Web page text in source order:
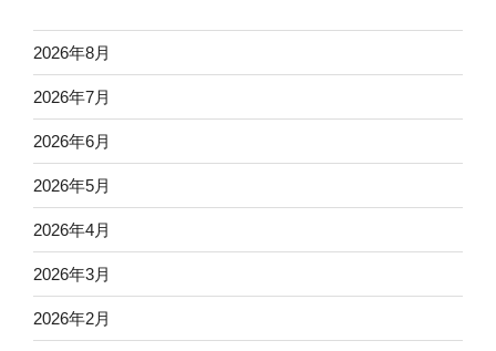
2026年8月
2026年7月
2026年6月
2026年5月
2026年4月
2026年3月
2026年2月